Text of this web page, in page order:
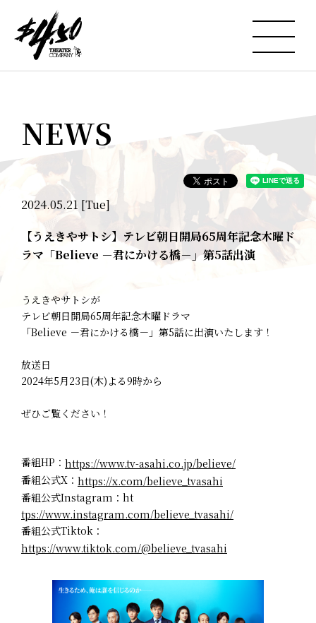
NEWS
2024.05.21 [Tue]
【うえきやサトシ】テレビ朝日開局65周年記念木曜ド
ラマ「Believe －君にかける橋－」第5話出演
うえきやサトシが
テレビ朝日開局65周年記念木曜ドラマ
「Believe －君にかける橋－」第5話に出演いたします！
放送日
2024年5月23日(木)よる9時から
ぜひご覧ください！
番組HP： https://www.tv-asahi.co.jp/believe/
番組公式X： https://x.com/believe_tvasahi
番組公式Instagram：ht
tps://www.instagram.com/believe_tvasahi/
番組公式Tiktok：
https://www.tiktok.com/@believe_tvasahi